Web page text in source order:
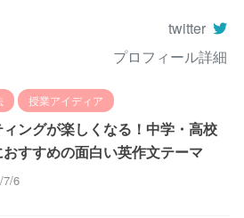
twitter
プロフィール詳細
授業アイディア
ィングが楽しくなる！中学・高校
すすめの面白い英作文テーマ
7/6